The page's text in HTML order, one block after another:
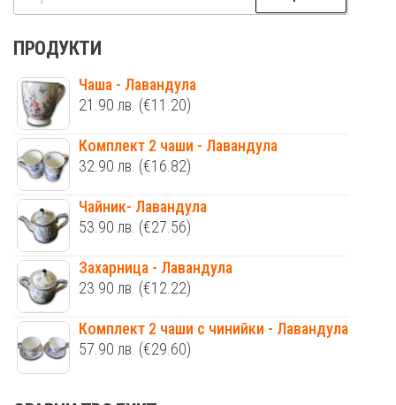
за:
ПРОДУКТИ
Чаша - Лавандула
21.90 лв. (€11.20)
Комплект 2 чаши - Лавандула
32.90 лв. (€16.82)
Чайник- Лавандула
53.90 лв. (€27.56)
Захарница - Лавандула
23.90 лв. (€12.22)
Комплект 2 чаши с чинийки - Лавандула
57.90 лв. (€29.60)